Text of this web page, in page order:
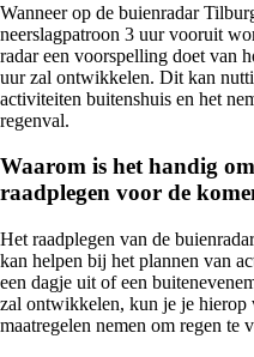
Wanneer op de buienradar
neerslagpatroon 3 uur vooruit
radar een voorspelling doet van
uur zal ontwikkelen. Dit kan
activiteiten buitenshuis en het
regenval.
Waarom is het handig
raadplegen voor de
Het raadplegen van de
kan helpen bij het plannen van
een dagje uit of een
zal ontwikkelen, kun je je hierop
maatregelen nemen om regen te